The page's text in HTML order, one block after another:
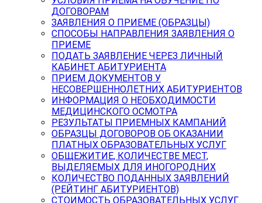
ДОГОВОРАМ
ЗАЯВЛЕНИЯ О ПРИЕМЕ (ОБРАЗЦЫ)
СПОСОБЫ НАПРАВЛЕНИЯ ЗАЯВЛЕНИЯ О
ПРИЕМЕ
ПОДАТЬ ЗАЯВЛЕНИЕ ЧЕРЕЗ ЛИЧНЫЙ
КАБИНЕТ АБИТУРИЕНТА
ПРИЕМ ДОКУМЕНТОВ У
НЕСОВЕРШЕННОЛЕТНИХ АБИТУРИЕНТОВ
ИНФОРМАЦИЯ О НЕОБХОДИМОСТИ
МЕДИЦИНСКОГО ОСМОТРА
РЕЗУЛЬТАТЫ ПРИЕМНЫХ КАМПАНИЙ
ОБРАЗЦЫ ДОГОВОРОВ ОБ ОКАЗАНИИ
ПЛАТНЫХ ОБРАЗОВАТЕЛЬНЫХ УСЛУГ
ОБЩЕЖИТИЕ, КОЛИЧЕСТВЕ МЕСТ,
ВЫДЕЛЯЕМЫХ ДЛЯ ИНОГОРОДНИХ
КОЛИЧЕСТВО ПОДАННЫХ ЗАЯВЛЕНИЙ
(РЕЙТИНГ АБИТУРИЕНТОВ)
СТОИМОСТЬ ОБРАЗОВАТЕЛЬНЫХ УСЛУГ